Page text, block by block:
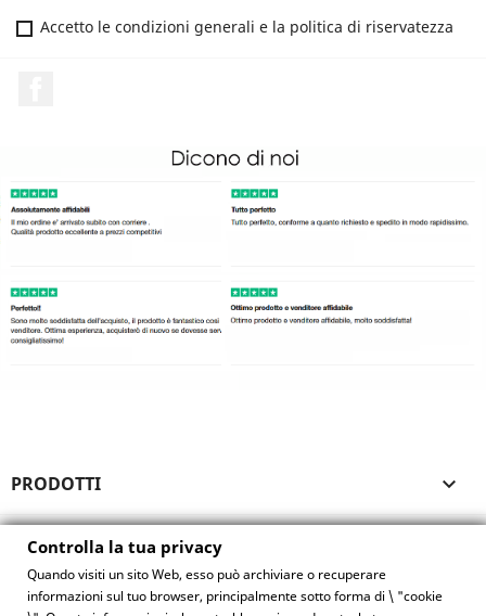
Accetto le condizioni generali e la politica di riservatezza
PRODOTTI 
LA NOSTRA AZIENDA
IL TUO ACCOUNT 
Controlla la tua privacy
Quando visiti un sito Web, esso può archiviare o recuperare
informazioni sul tuo browser, principalmente sotto forma di \ "cookie